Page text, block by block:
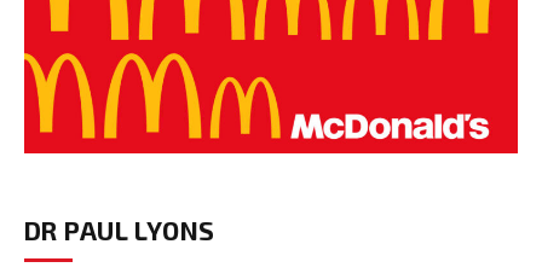
DR PAUL LYONS